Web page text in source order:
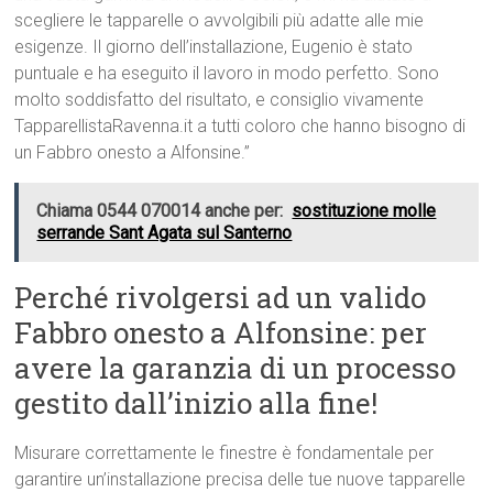
scegliere le tapparelle o avvolgibili più adatte alle mie
esigenze. Il giorno dell’installazione, Eugenio è stato
puntuale e ha eseguito il lavoro in modo perfetto. Sono
molto soddisfatto del risultato, e consiglio vivamente
TapparellistaRavenna.it a tutti coloro che hanno bisogno di
un Fabbro onesto a Alfonsine.”
Chiama 0544 070014 anche per: sostituzione molle
serrande Sant Agata sul Santerno
Perché rivolgersi ad un valido
Fabbro onesto a Alfonsine: per
avere la garanzia di un processo
gestito dall’inizio alla fine!
Misurare correttamente le finestre è fondamentale per
garantire un’installazione precisa delle tue nuove tapparelle